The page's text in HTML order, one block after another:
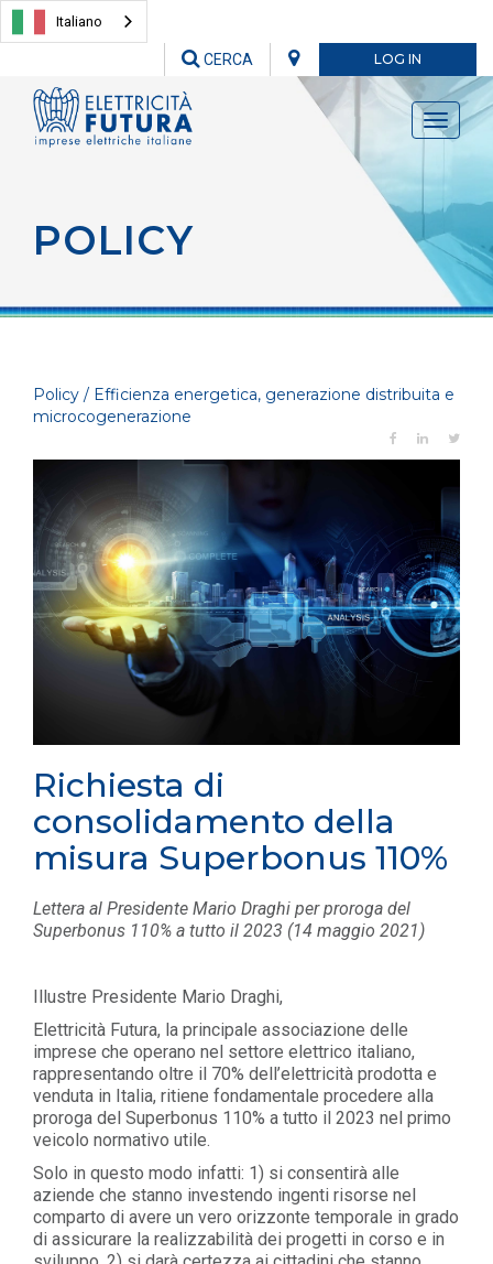
Italiano
LOG IN
CERCA
Toggle
POLICY
Policy / Efficienza energetica, generazione distribuita e
microcogenerazione
Richiesta di
consolidamento della
misura Superbonus 110%
Lettera al Presidente Mario Draghi per proroga del
Superbonus 110% a tutto il 2023 (14 maggio 2021)
Illustre Presidente Mario Draghi,
Elettricità Futura, la principale associazione delle
imprese che operano nel settore elettrico italiano,
rappresentando oltre il 70% dell’elettricità prodotta e
venduta in Italia, ritiene fondamentale procedere alla
proroga del Superbonus 110% a tutto il 2023 nel primo
veicolo normativo utile.
Solo in questo modo infatti: 1) si consentirà alle
aziende che stanno investendo ingenti risorse nel
comparto di avere un vero orizzonte temporale in grado
di assicurare la realizzabilità dei progetti in corso e in